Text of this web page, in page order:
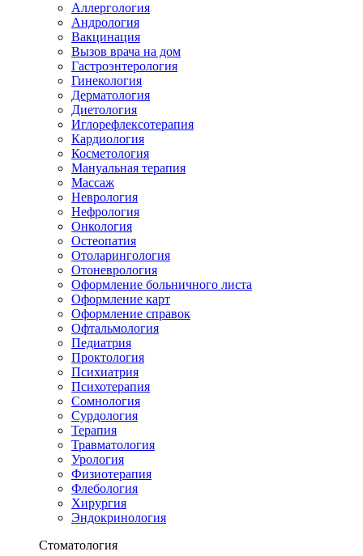
Аллергология
Андрология
Вакцинация
Вызов врача на дом
Гастроэнтерология
Гинекология
Дерматология
Диетология
Иглорефлексотерапия
Кардиология
Косметология
Мануальная терапия
Массаж
Неврология
Нефрология
Онкология
Остеопатия
Отоларингология
Отоневрология
Оформление больничного листа
Оформление карт
Оформление справок
Офтальмология
Педиатрия
Проктология
Психиатрия
Психотерапия
Сомнология
Сурдология
Терапия
Травматология
Урология
Физиотерапия
Флебология
Хирургия
Эндокринология
Стоматология